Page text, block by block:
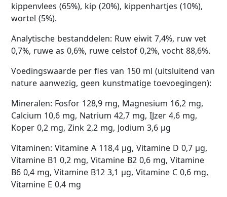
kippenvlees (65%), kip (20%), kippenhartjes (10%),
wortel (5%).
Analytische bestanddelen: Ruw eiwit 7,4%, ruw vet
0,7%, ruwe as 0,6%, ruwe celstof 0,2%, vocht 88,6%.
Voedingswaarde per fles van 150 ml (uitsluitend van
nature aanwezig, geen kunstmatige toevoegingen):
Mineralen: Fosfor 128,9 mg, Magnesium 16,2 mg,
Calcium 10,6 mg, Natrium 42,7 mg, IJzer 4,6 mg,
Koper 0,2 mg, Zink 2,2 mg, Jodium 3,6 µg
Vitaminen: Vitamine A 118,4 µg, Vitamine D 0,7 µg,
Vitamine B1 0,2 mg, Vitamine B2 0,6 mg, Vitamine
B6 0,4 mg, Vitamine B12 3,1 µg, Vitamine C 0,6 mg,
Vitamine E 0,4 mg